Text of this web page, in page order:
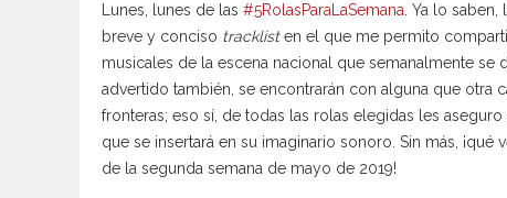
Lunes, lunes de las #5RolasParaLaSemana . Ya lo saben,
breve y conciso tracklisten el que me permito
musicales de la escena nacional que semanalmente se
advertido también, se encontrarán con alguna que otra
fronteras; eso sí, de todas las rolas elegidas les
que se insertará en su imaginario sonoro. Sin más, ¡qué
de la segunda semana de mayo de 2019!